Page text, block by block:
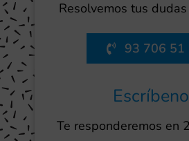
Resolvemos tus
93 706 51
Te responderemos en